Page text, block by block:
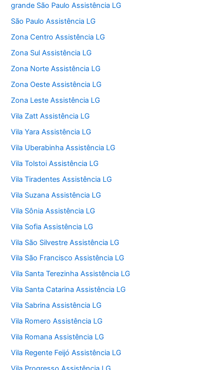
grande São Paulo Assistência LG
São Paulo Assistência LG
Zona Centro Assistência LG
Zona Sul Assistência LG
Zona Norte Assistência LG
Zona Oeste Assistência LG
Zona Leste Assistência LG
Vila Zatt Assistência LG
Vila Yara Assistência LG
Vila Uberabinha Assistência LG
Vila Tolstoi Assistência LG
Vila Tiradentes Assistência LG
Vila Suzana Assistência LG
Vila Sônia Assistência LG
Vila Sofia Assistência LG
Vila São Silvestre Assistência LG
Vila São Francisco Assistência LG
Vila Santa Terezinha Assistência LG
Vila Santa Catarina Assistência LG
Vila Sabrina Assistência LG
Vila Romero Assistência LG
Vila Romana Assistência LG
Vila Regente Feijó Assistência LG